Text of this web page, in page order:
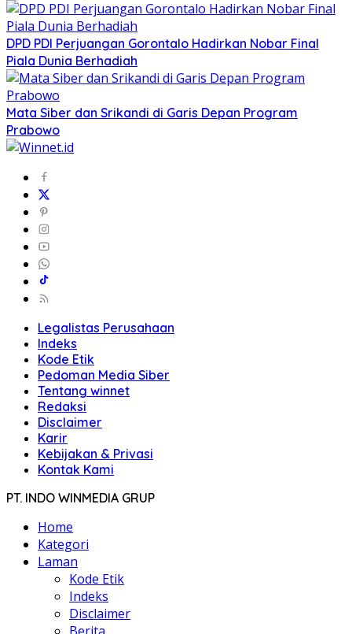
DPD PDI Perjuangan Gorontalo Hadirkan Nobar Final
Piala Dunia Berhadiah
Mata Siber dan Srikandi di Garis Depan Program
Prabowo
Legalistas Perusahaan
Indeks
Kode Etik
Pedoman Media Siber
Tentang winnet
Redaksi
Disclaimer
Karir
Kebijakan & Privasi
Kontak Kami
PT. INDO WINMEDIA GRUP
Home
Kategori
Laman
Kode Etik
Indeks
Disclaimer